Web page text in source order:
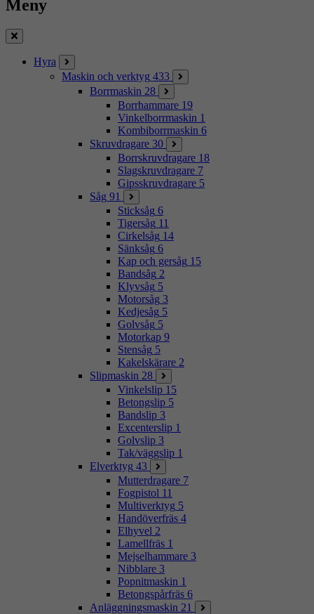
Meny
Stäng
Hyra
Maskin och verktyg 433
Borrmaskin 28
Borrhammare 19
Vinkelborrmaskin 1
Kombiborrmaskin 6
Skruvdragare 30
Borrskruvdragare 18
Slagskruvdragare 7
Gipsskruvdragare 5
Såg 91
Sticksåg 6
Tigersåg 11
Cirkelsåg 14
Sänksåg 6
Kap och gersåg 15
Bandsåg 2
Klyvsåg 5
Motorsåg 3
Kedjesåg 5
Golvsåg 5
Motorkap 9
Stensåg 5
Kakelskärare 2
Slipmaskin 28
Vinkelslip 15
Betongslip 5
Bandslip 3
Excenterslip 1
Golvslip 3
Tak/väggslip 1
Elverktyg 43
Mutterdragare 7
Fogpistol 11
Multiverktyg 5
Handöverfräs 4
Elhyvel 2
Lamellfräs 1
Mejselhammare 3
Nibblare 3
Popnitmaskin 1
Betongspårfräs 6
Anläggningsmaskin 21